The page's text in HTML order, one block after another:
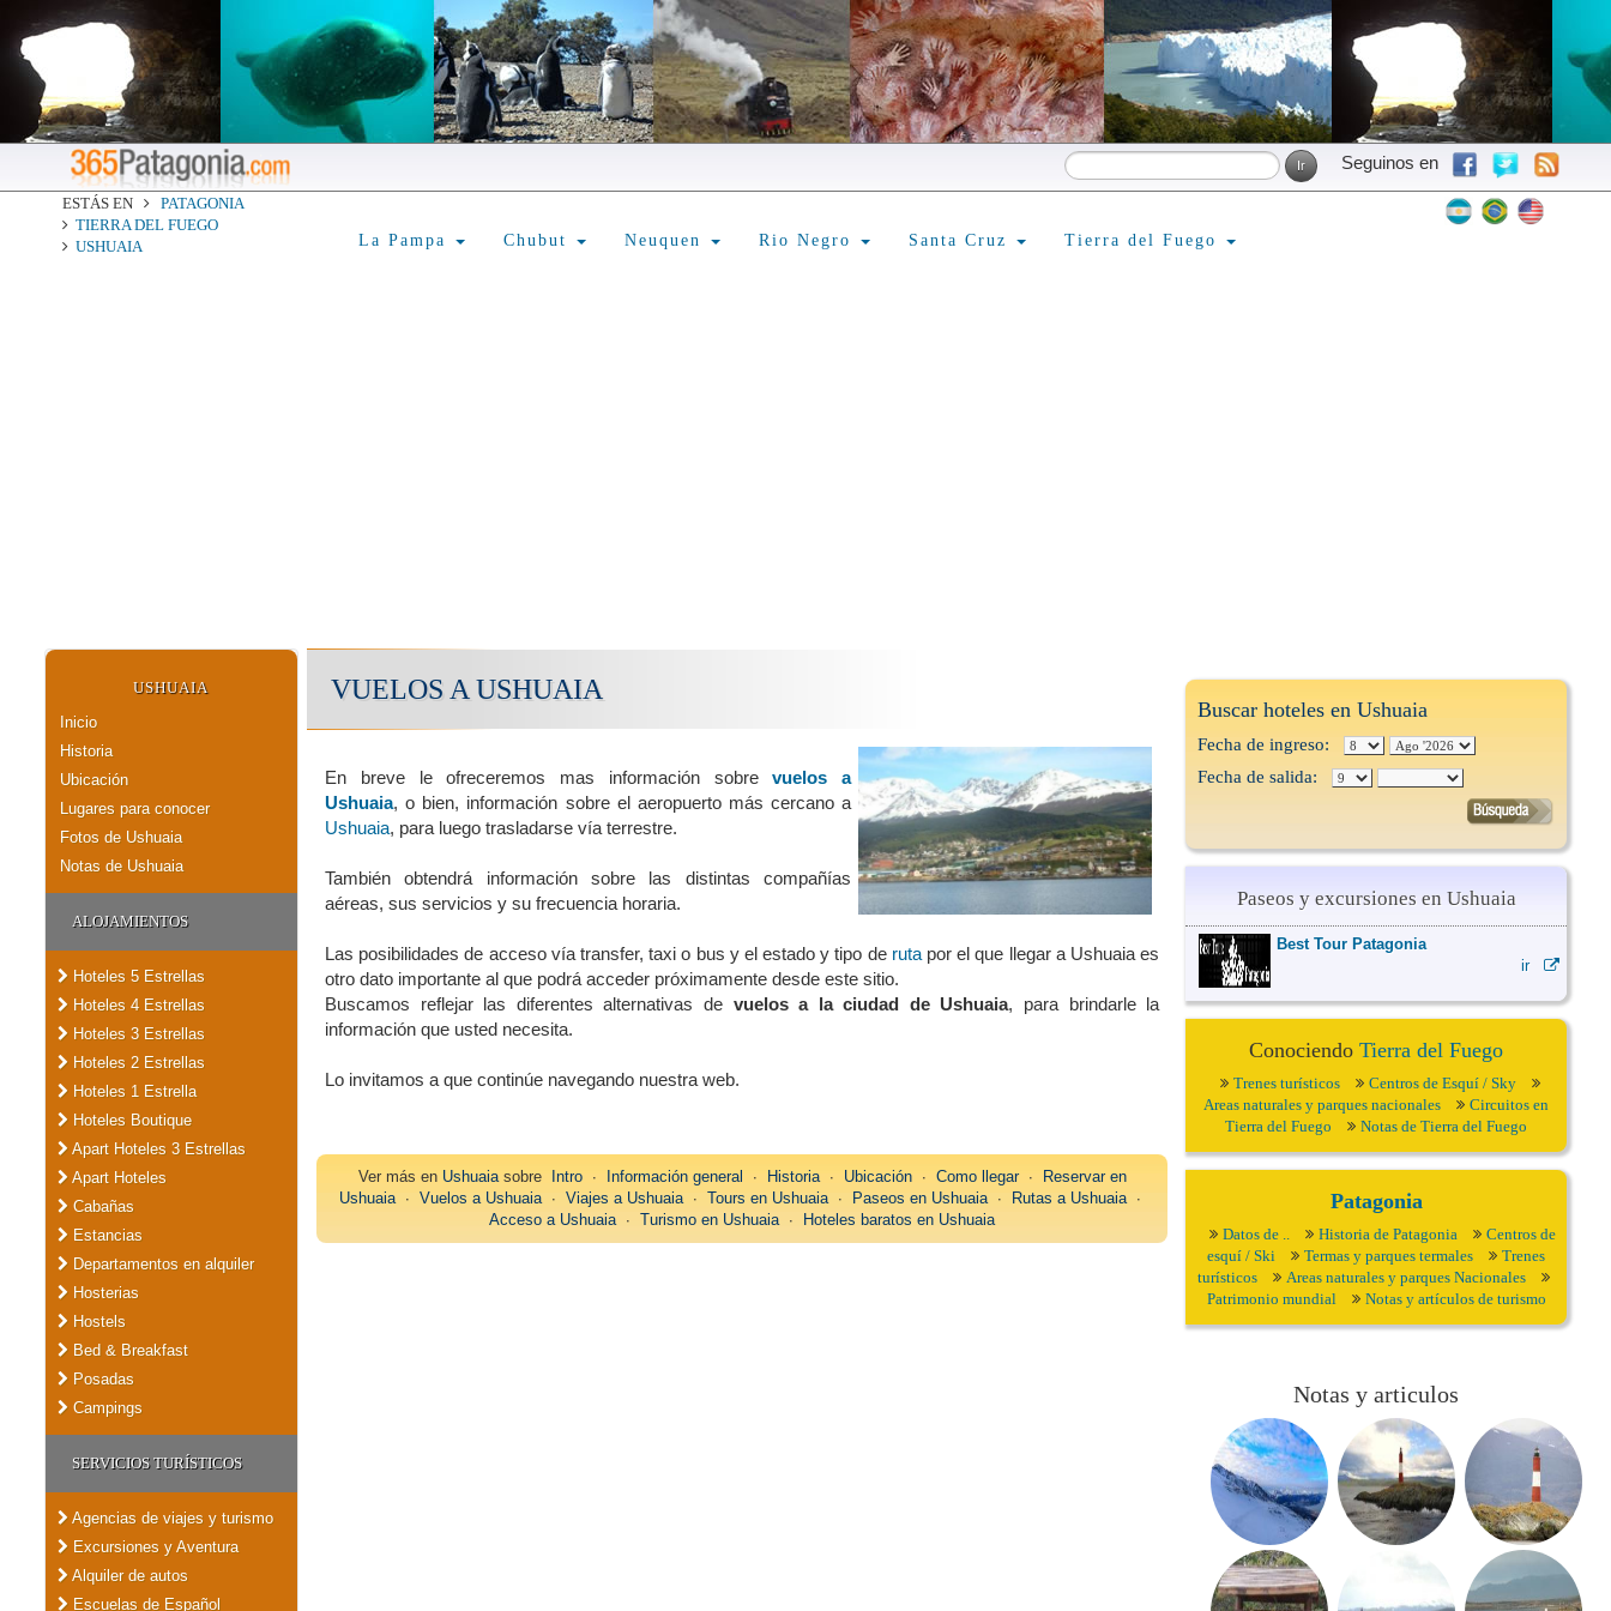
Seguinos en
ESTÁS EN
PATAGONIA
TIERRA DEL FUEGO
USHUAIA
La Pampa Chubut Neuquen Rio Negro Santa Cruz Tierra del Fuego
USHUAIA
Inicio
Historia
Ubicación
Lugares para conocer
Fotos de Ushuaia
Notas de Ushuaia
ALOJAMIENTOS
Hoteles 5 Estrellas
Hoteles 4 Estrellas
Hoteles 3 Estrellas
Hoteles 2 Estrellas
Hoteles 1 Estrella
Hoteles Boutique
Apart Hoteles 3 Estrellas
Apart Hoteles
Cabañas
Estancias
Departamentos en alquiler
Hosterias
Hostels
Bed & Breakfast
Posadas
Campings
SERVICIOS TURÍSTICOS
Agencias de viajes y turismo
Excursiones y Aventura
Alquiler de autos
Escuelas de Español
VUELOS A USHUAIA
En breve le ofreceremos mas información sobrevuelos a
Ushuaia, o bien, información sobre el aeropuerto más cercano a
Ushuaia, para luego trasladarse vía terrestre.
También obtendrá información sobre las distintas compañías
aéreas, sus servicios y su frecuencia horaria.
Las posibilidades de acceso vía transfer, taxi o bus y el estado y tipo de rutapor el que llegar a Ushuaia es
otro dato importante al que podrá acceder próximamente desde este sitio.
Buscamos reflejar las diferentes alternativas de vuelos a la ciudad de Ushuaia, para brindarle la
información que usted necesita.
Lo invitamos a que continúe navegando nuestra web.
Ver más en Ushuaiasobre Intro∙ Información general ∙ Historia∙ Ubicación∙ Como llegar∙
Reservar en
Ushuaia∙ Vuelos a Ushuaia∙ Viajes a Ushuaia∙ Tours en Ushuaia∙ Paseos en Ushuaia∙ Rutas a Ushuaia∙
Acceso a Ushuaia∙Turismo en Ushuaia∙ Hoteles baratos en Ushuaia
Buscar hoteles en Ushuaia
Fecha de ingreso:
Fecha de salida:
Paseos y excursiones en Ushuaia
Best Tour Patagonia
ir
ConociendoTierra del Fuego
Trenes turísticos
Centros de Esquí / Sky
Areas naturales y parques nacionales
Circuitos en
Tierra del Fuego
Notas de Tierra del Fuego
Patagonia
Datos de .. Historia de Patagonia
Centros de
esquí / Ski
Termas y parques termales
Trenes
turísticos
Areas naturales y parques Nacionales
Patrimonio mundial
Notas y artículos de turismo
Notas y articulos